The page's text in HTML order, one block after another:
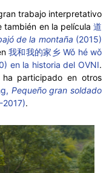
trabajo interpretativo
también en la película 道
de la montaña (2015)
我和我的家乡 Wǒ hé wǒ
en la historia del OVNI.
participado en otros
Pequeño gran soldado
.